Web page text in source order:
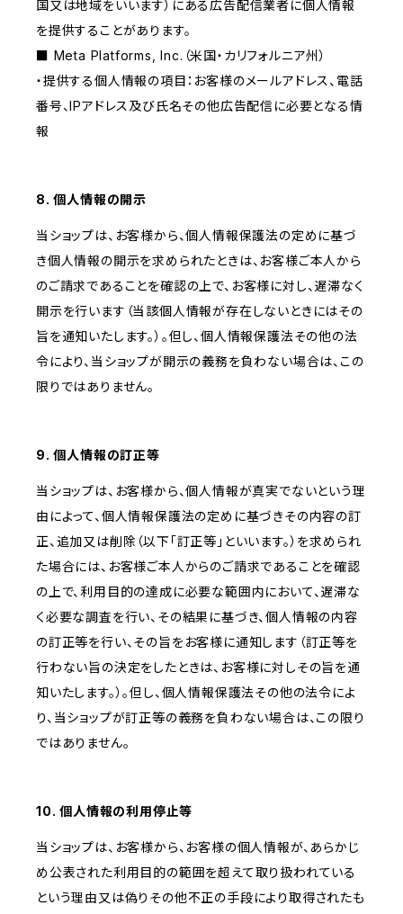
国又は地域をいいます）にある広告配信業者に個人情報
を提供することがあります。
■ Meta Platforms, Inc.（米国・カリフォルニア州）
・提供する個人情報の項目：お客様のメールアドレス、電話
番号、IPアドレス及び氏名その他広告配信に必要となる情
報
8. 個人情報の開示
当ショップは、お客様から、個人情報保護法の定めに基づ
き個人情報の開示を求められたときは、お客様ご本人から
のご請求であることを確認の上で、お客様に対し、遅滞なく
開示を行います（当該個人情報が存在しないときにはその
旨を通知いたします。）。但し、個人情報保護法その他の法
令により、当ショップが開示の義務を負わない場合は、この
限りではありません。
9. 個人情報の訂正等
当ショップは、お客様から、個人情報が真実でないという理
由によって、個人情報保護法の定めに基づきその内容の訂
正、追加又は削除（以下「訂正等」といいます。）を求められ
た場合には、お客様ご本人からのご請求であることを確認
の上で、利用目的の達成に必要な範囲内において、遅滞な
く必要な調査を行い、その結果に基づき、個人情報の内容
の訂正等を行い、その旨をお客様に通知します（訂正等を
行わない旨の決定をしたときは、お客様に対しその旨を通
知いたします。）。但し、個人情報保護法その他の法令によ
り、当ショップが訂正等の義務を負わない場合は、この限り
ではありません。
10. 個人情報の利用停止等
当ショップは、お客様から、お客様の個人情報が、あらかじ
め公表された利用目的の範囲を超えて取り扱われている
という理由又は偽りその他不正の手段により取得されたも